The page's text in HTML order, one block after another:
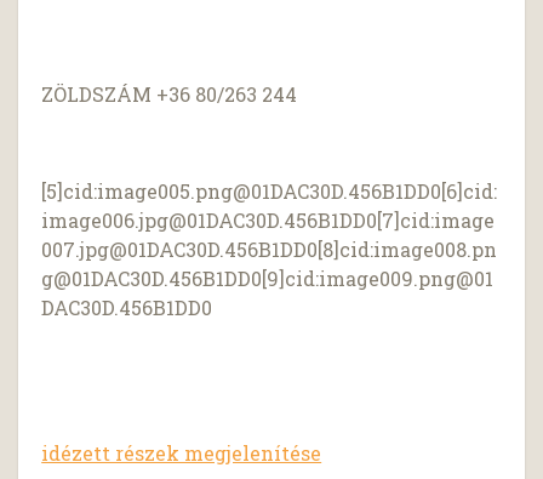
ZÖLDSZÁM +36 80/263 244
[5]cid:image005.png@01DAC30D.456B1DD0[6]cid:
image006.jpg@01DAC30D.456B1DD0[7]cid:image
007.jpg@01DAC30D.456B1DD0[8]cid:image008.pn
g@01DAC30D.456B1DD0[9]cid:image009.png@01
DAC30D.456B1DD0
idézett részek megjelenítése